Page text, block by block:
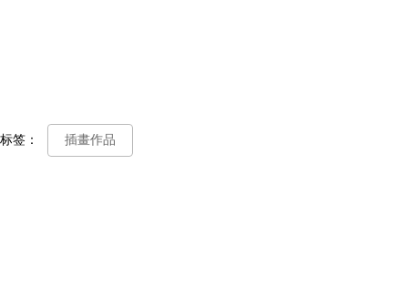
标签： 插畫作品